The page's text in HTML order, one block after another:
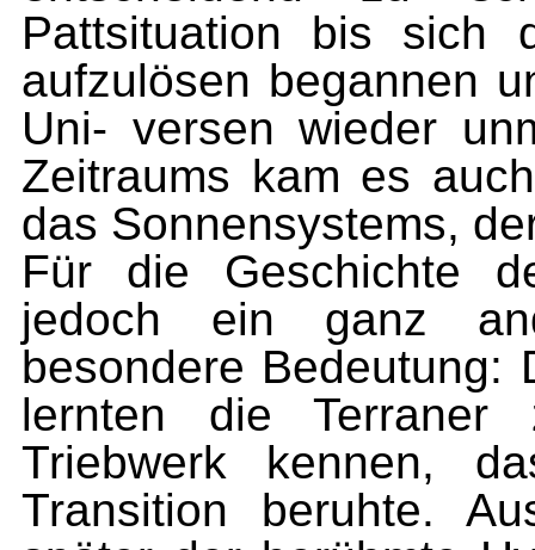
Pattsituation bis sich
aufzulösen began­nen
Uni- versen wieder
Zeitraums kam es
das Sonnensystems,
Für die Geschichte
jedoch ein ganz
besondere Bedeutung:
lernten die Terraner
Triebwerk kennen,
Transition beruhte.